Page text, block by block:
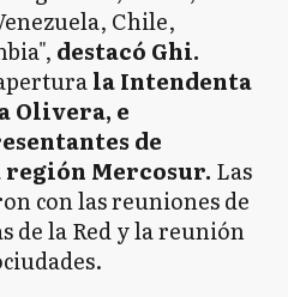
Chile,
destacó Ghi.
la Intendenta
Olivera, e
de
región Mercosur. Las
con las reuniones de
de la Red y la reunión